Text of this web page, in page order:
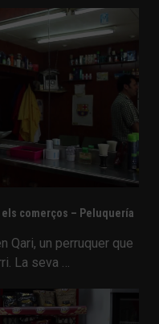
els comerços – Peluquería
Qari, un perruquer que
La seva …